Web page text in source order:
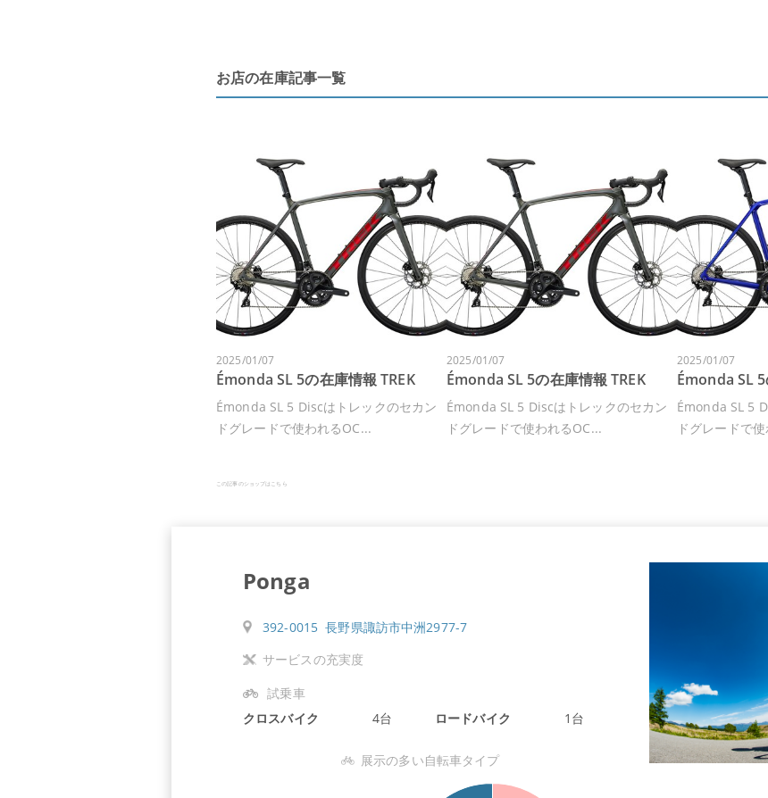
お店の在庫記事一覧
2025/01/07
Émonda SL 5の在庫情報 TREK
Émonda SL 5 Discはトレックのセカン
ドグレードで使われるOC...
2025/01/07
Émonda SL 5の在庫情報 TREK
Émonda SL 5 Discはトレックのセカン
ドグレードで使われるOC...
2025/01/07
Émonda SL
Émonda SL 5
ドグレードで
この記事のショップはこちら
Ponga
392-0015 長野県諏訪市中洲2977-7
サービスの充実度
試乗車
クロスバイク
4台 ロードバイク 1台
展示の多い自転車タイプ